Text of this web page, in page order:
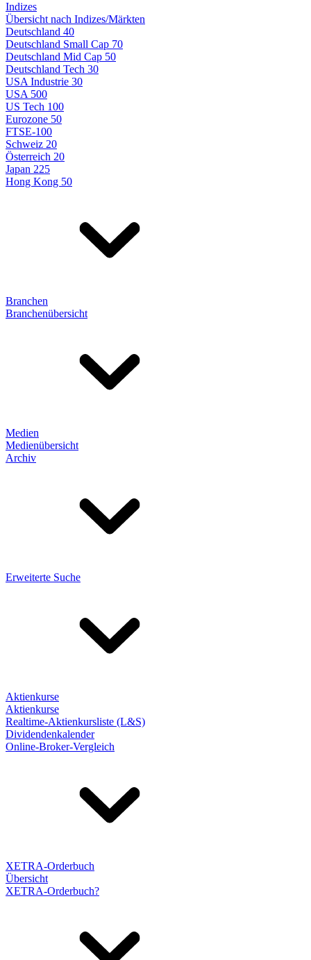
Indizes
Übersicht nach Indizes/Märkten
Deutschland 40
Deutschland Small Cap 70
Deutschland Mid Cap 50
Deutschland Tech 30
USA Industrie 30
USA 500
US Tech 100
Eurozone 50
FTSE-100
Schweiz 20
Österreich 20
Japan 225
Hong Kong 50
Branchen
Branchenübersicht
Medien
Medienübersicht
Archiv
Erweiterte Suche
Aktienkurse
Aktienkurse
Realtime-Aktienkursliste (L&S)
Dividendenkalender
Online-Broker-Vergleich
XETRA-Orderbuch
Übersicht
XETRA-Orderbuch?